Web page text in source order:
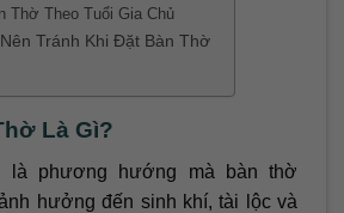
Thờ Theo Tuổi Gia Chủ
Tránh Khi Đặt Bàn Thờ
Là Gì?
là phương hướng mà bàn thờ
hưởng đến sinh khí, tài lộc và